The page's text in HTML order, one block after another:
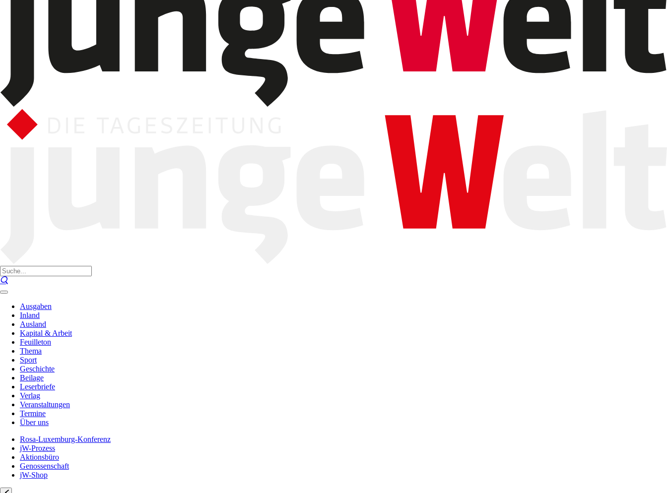
Ausgaben
Inland
Ausland
Kapital & Arbeit
Feuilleton
Thema
Sport
Geschichte
Beilage
Leserbriefe
Verlag
Veranstaltungen
Termine
Über uns
Rosa-Luxemburg-Konferenz
jW-Prozess
Aktionsbüro
Genossenschaft
jW-Shop